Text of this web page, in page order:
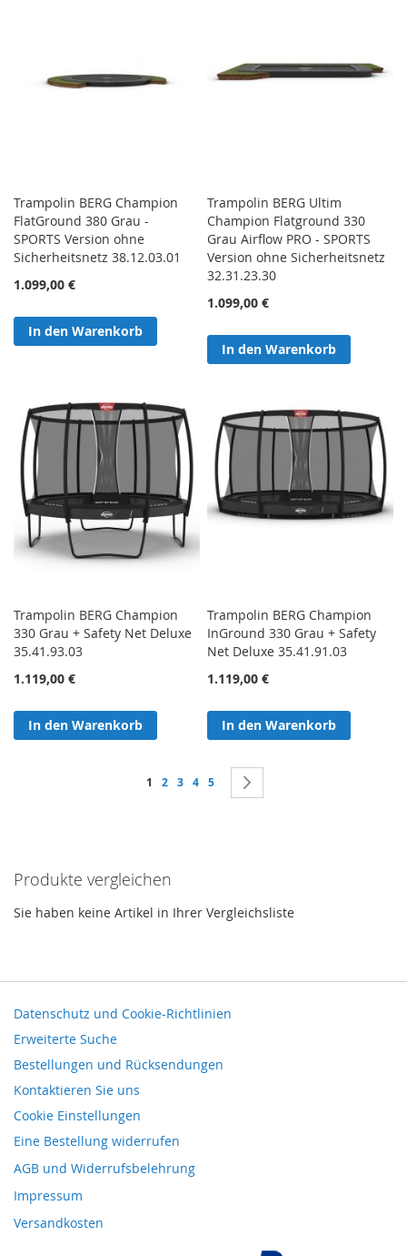
Trampolin BERG Champion
FlatGround 380 Grau -
SPORTS Version ohne
Sicherheitsnetz 38.12.03.01
1.099,00 €
In den Warenkorb
Trampolin BERG Ultim
Champion Flatground 330
Grau Airflow PRO - SPORTS
Version ohne Sicherheitsnetz
32.31.23.30
1.099,00 €
In den Warenkorb
Trampolin BERG Champion
330 Grau + Safety Net Deluxe
35.41.93.03
1.119,00 €
In den Warenkorb
Trampolin BERG Champion
InGround 330 Grau + Safety
Net Deluxe 35.41.91.03
1.119,00 €
In den Warenkorb
Seite
Sie lesen gerade Seite
1 Seite
2 Seite
3 Seite
4 Seite
5
Produkte vergleichen
Sie haben keine Artikel in Ihrer Vergleichsliste
Datenschutz und Cookie-Richtlinien
Erweiterte Suche
Bestellungen und Rücksendungen
Kontaktieren Sie uns
Cookie Einstellungen
Eine Bestellung widerrufen
AGB und Widerrufsbelehrung
Impressum
Versandkosten